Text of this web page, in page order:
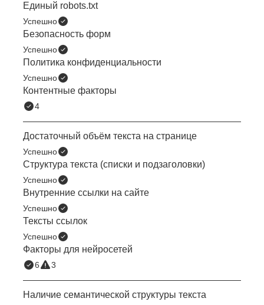
Единый robots.txt
Успешно
Безопасность форм
Успешно
Политика конфиденциальности
Успешно
Контентные факторы
4
Достаточный объём текста на странице
Успешно
Структура текста (списки и подзаголовки)
Успешно
Внутренние ссылки на сайте
Успешно
Тексты ссылок
Успешно
Факторы для нейросетей
6 3
Наличие семантической структуры текста